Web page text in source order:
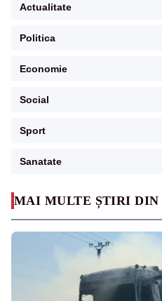
MAI MULTE ȘTIRI DIN
Actualitate
Politica
Economie
Social
Sport
Sanatate